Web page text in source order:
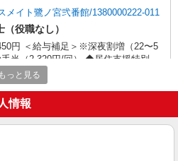
メイト鷺ノ宮弐番館/1380000222-011
役職なし）
夜割増（22〜5
当（2,320円/回） ◆居住支援特別手
/月（週20h以上勤務の方）別途支給
馬区中村3-32-2 JR中央線 阿佐ヶ谷駅
幡」バス停下車 徒歩2分
詳細を見る
もっと見る
情報